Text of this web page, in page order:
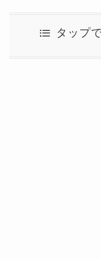
タップ